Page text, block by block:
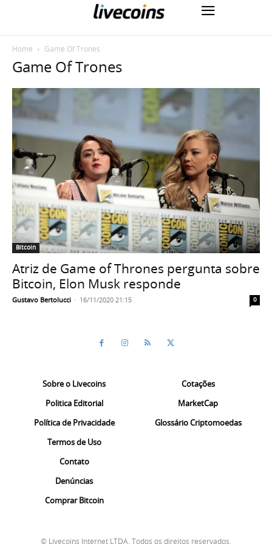
Home Game Of Trones
Game Of Trones
Bitcoin
Atriz de Game of Thrones pergunta sobre
Bitcoin, Elon Musk responde
Gustavo Bertolucci - 16/11/2020 21:15 0
Sobre o Livecoins
Politica Editorial
Política de Privacidade
Termos de Uso
Contato
Denúncias
Comprar Bitcoin
Cotações
MarketCap
Glossário Criptomoedas
© Livecoins Internet LTDA. Todos os direitos reservados.